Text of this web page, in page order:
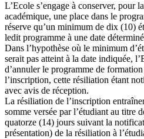
L’Ecole s’engage à conserver, pour
académique, une place dans le
réserve qu’un minimum de dix (10)
ledit programme à une date
Dans l’hypothèse où le minimum
serait pas atteint à la date indiquée,
d’annuler le programme de
l’inscription, cette résiliation étant
avec avis de réception.
La résiliation de l’inscription
somme versée par l’étudiant au titre
quatorze (14) jours suivant la
présentation) de la résiliation à